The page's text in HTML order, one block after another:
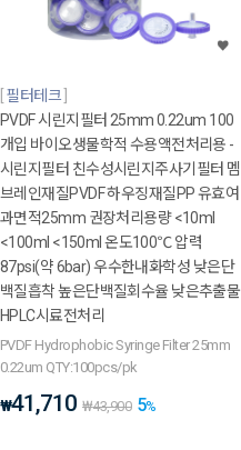
필터테크
PVDF 시린지필터 25mm 0.22um 100
개입 바이오생물학적 수용액전처리용 -
시린지필터 친수성시린지주사기필터 멤
브레인재질PVDF 하우징재질PP 유효여
과면적25mm 권장처리용량 <10ml
<100ml <150ml 온도100℃ 압력
87psi(약 6bar) 우수한내화학성 낮은단
백질흡착 높은단백질회수율 낮은추출물
HPLC시료전처리
PVDF Hydrophobic Syringe Filter 25mm
0.22um QTY:100pcs/pk
₩41,710 ₩43,900 5%